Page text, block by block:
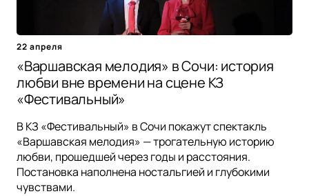
22 апреля
«Варшавская мелодия» в Сочи: история
любви вне времени на сцене КЗ
«Фестивальный»
В КЗ «Фестивальный» в Сочи покажут спектакль
«Варшавская мелодия» — трогательную историю
любви, прошедшей через годы и расстояния.
Постановка наполнена ностальгией и глубокими
чувствами.